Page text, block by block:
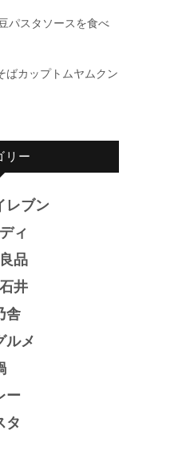
パスタソースを食べ
カップトムヤムクン
リー
レブン
ィ
品
井
舎
ルメ
ー
タ